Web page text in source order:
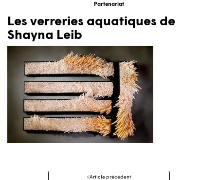
Partenariat
Les verreries aquatiques de
Shayna Leib
Navigation
Article précédent